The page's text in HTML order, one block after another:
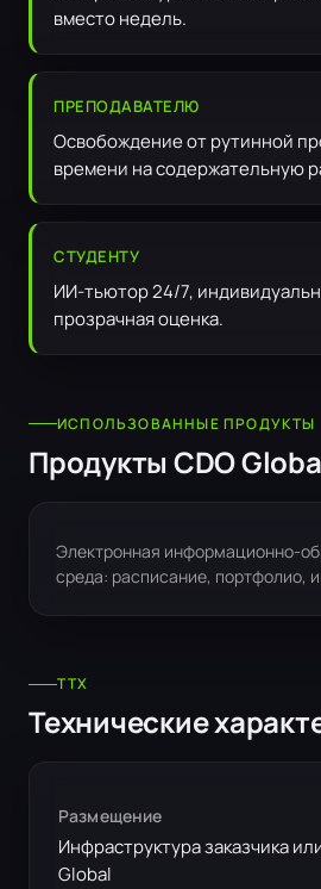
вместо недель.
ПРЕПОДАВАТЕЛЮ
Освобождение от рутинной
времени на содержательную
СТУДЕНТУ
ИИ-тьютор 24/7,
прозрачная оценка.
ИСПОЛЬЗОВАННЫЕ ПРОДУКТЫ
Продукты CDO
Электронная информационно-
среда: расписание, портфолио,
ТТX
Технические
Размещение
Инфраструктура заказчика
Global